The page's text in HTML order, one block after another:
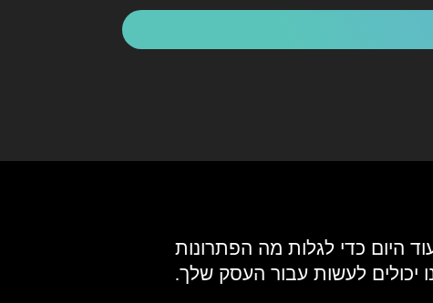
היום כדי לגלות מה הפתרונות
יכולים לעשות עבור העסק שלך.